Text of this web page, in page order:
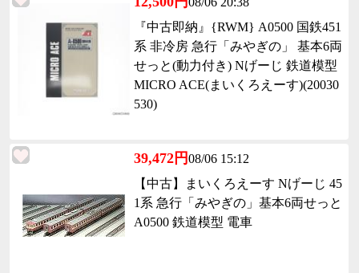
『中古即納』{RWM} A0500 国鉄451
系 非冷房 急行「みやぎの」 基本6両
せっと(動力付き) Nげーじ 鉄道模型
MICRO ACE(まいくろえーす)(20030
530)
39,472円08/06 15:12
【中古】まいくろえーす Nげーじ 45
1系 急行「みやぎの」基本6両せっと
A0500 鉄道模型 電車